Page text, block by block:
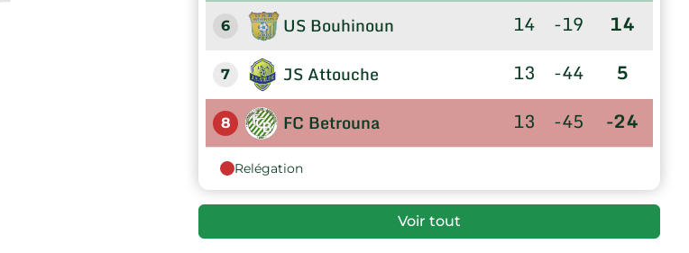
6 US Bouhinoun 14 -19 14
7 JS Attouche 13 -44 5
8 FC Betrouna 13 -45 -24
Relégation
Voir tout